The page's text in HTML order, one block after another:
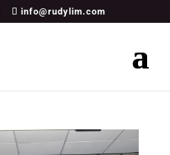
info@rudylim.com